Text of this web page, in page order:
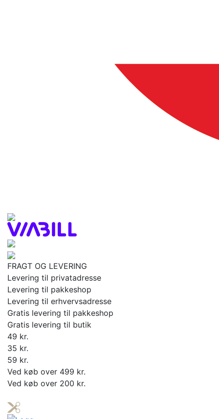
FRAGT OG LEVERING
Levering til privatadresse
Levering til pakkeshop
Levering til erhvervsadresse
Gratis levering til pakkeshop
Gratis levering til butik
49 kr.
35 kr.
59 kr.
Ved køb over 499 kr.
Ved køb over 200 kr.